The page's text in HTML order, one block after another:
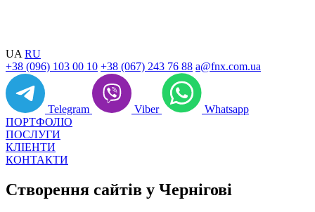
UA RU
+38 (096) 103 00 10 +38 (067) 243 76 88 a@fnx.com.ua
Telegram Viber
Whatsapp
ПОРТФОЛІО
ПОСЛУГИ
КЛІЕНТИ
КОНТАКТИ
Створення сайтів у Чернігові